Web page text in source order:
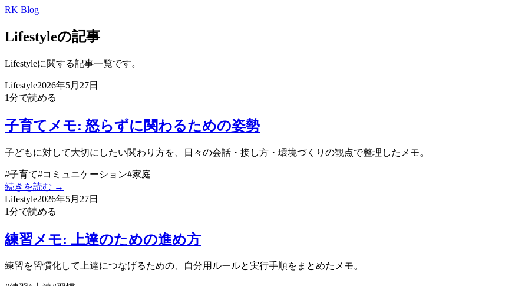
RK Blog
Lifestyleの記事
Lifestyleに関する記事一覧です。
Lifestyle2026年5月27日
1分で読める
子育てメモ: 怒らずに関わるための姿勢
子どもに対して大切にしたい関わり方を、日々の会話・接し方・環境づくりの観点で整理したメモ。
#子育て#コミュニケーション#家庭
続きを読む →
Lifestyle2026年5月27日
1分で読める
練習メモ: 上達のための進め方
練習を習慣化して上達につなげるための、自分用ルールと実行手順をまとめたメモ。